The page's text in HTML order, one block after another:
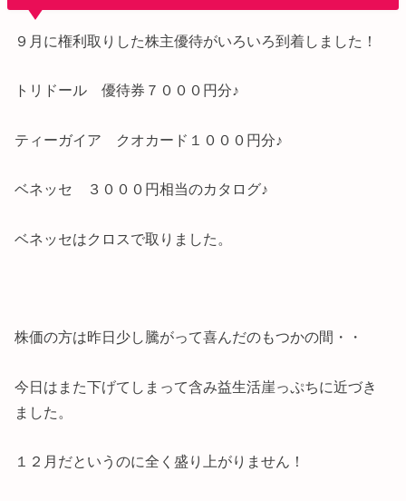
９月に権利取りした株主優待がいろいろ到着しました！
トリドール 優待券７０００円分♪
ティーガイア クオカード１０００円分♪
ベネッセ ３０００円相当のカタログ♪
ベネッセはクロスで取りました。
株価の方は昨日少し騰がって喜んだのもつかの間・・
今日はまた下げてしまって含み益生活崖っぷちに近づき
ました。
１２月だというのに全く盛り上がりません！